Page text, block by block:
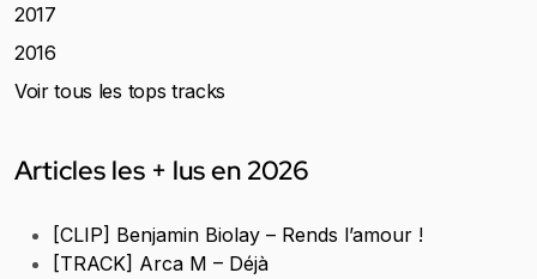
2017
2016
Voir tous les tops tracks
Articles les + lus en 2026
[CLIP] Benjamin Biolay – Rends l’amour !
[TRACK] Arca M – Déjà